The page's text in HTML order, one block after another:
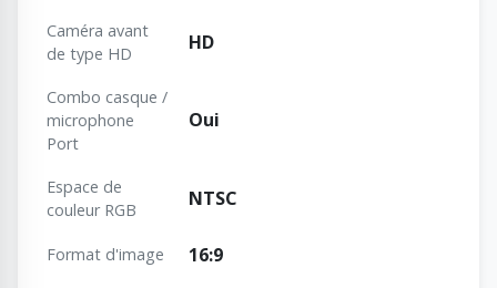
Caméra avant
de type HD
HD
Combo casque /
microphone
Port
Oui
Espace de
couleur RGB
NTSC
Format d'image 16:9